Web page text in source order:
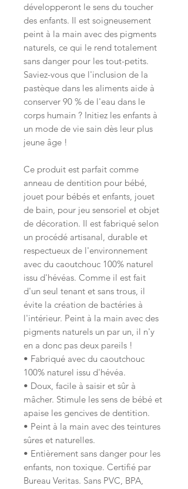
développeront le sens du toucher
des enfants. Il est soigneusement
peint à la main avec des pigments
naturels, ce qui le rend totalement
sans danger pour les tout-petits.
Saviez-vous que l'inclusion de la
pastèque dans les aliments aide à
conserver 90 % de l'eau dans le
corps humain ? Initiez les enfants à
un mode de vie sain dès leur plus
jeune âge !
Ce produit est parfait comme
anneau de dentition pour bébé,
jouet pour bébés et enfants, jouet
de bain, pour jeu sensoriel et objet
de décoration. Il est fabriqué selon
un procédé artisanal, durable et
respectueux de l'environnement
avec du caoutchouc 100% naturel
issu d'hévéas. Comme il est fait
d'un seul tenant et sans trous, il
évite la création de bactéries à
l'intérieur. Peint à la main avec des
pigments naturels un par un, il n'y
en a donc pas deux pareils !
• Fabriqué avec du caoutchouc
100% naturel issu d'hévéa.
• Doux, facile à saisir et sûr à
mâcher. Stimule les sens de bébé et
apaise les gencives de dentition.
• Peint à la main avec des teintures
sûres et naturelles.
• Entièrement sans danger pour les
enfants, non toxique. Certifié par
Bureau Veritas. Sans PVC, BPA,